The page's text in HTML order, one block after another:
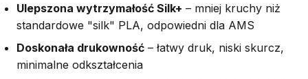
Ulepszona wytrzymałość Silk+ – mniej kruchy niż
standardowe "silk" PLA, odpowiedni dla AMS
Doskonała drukowność – łatwy druk, niski skurcz,
minimalne odkształcenia